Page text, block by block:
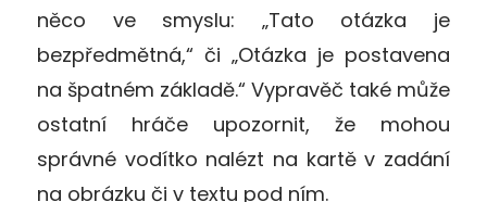
něco ve smyslu: „Tato otázka je
bezpředmětná,“ či „Otázka je postavena
na špatném základě.“ Vypravěč také může
ostatní hráče upozornit, že mohou
správné vodítko nalézt na kartě v zadání
na obrázku či v textu pod ním.